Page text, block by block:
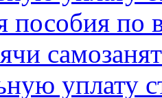
пособия по
уплату